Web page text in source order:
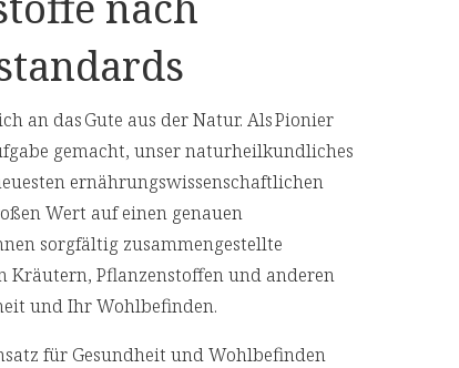
an das Gute aus der Natur. Als Pionier
gemacht, unser naturheilkundliches
ernährungswissenschaftlichen
Wert auf einen genauen
sorgfältig zusammengestellte
Pflanzenstoffen und anderen
und Ihr Wohlbefinden.
für Gesundheit und Wohlbefinden